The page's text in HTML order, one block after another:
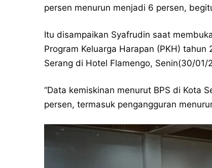
persen menurun menjadi 6 persen,
Itu disampaikan Syafrudin saat
Program Keluarga Harapan (PKH)
Serang di Hotel Flamengo, Senin(30/01/
“Data kemiskinan menurut BPS di Kota
persen, termasuk pengangguran